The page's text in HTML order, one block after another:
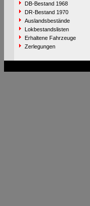
DB-Bestand 1968
DR-Bestand 1970
Auslandsbestände
Lokbestandslisten
Erhaltene Fahrzeuge
Zerlegungen